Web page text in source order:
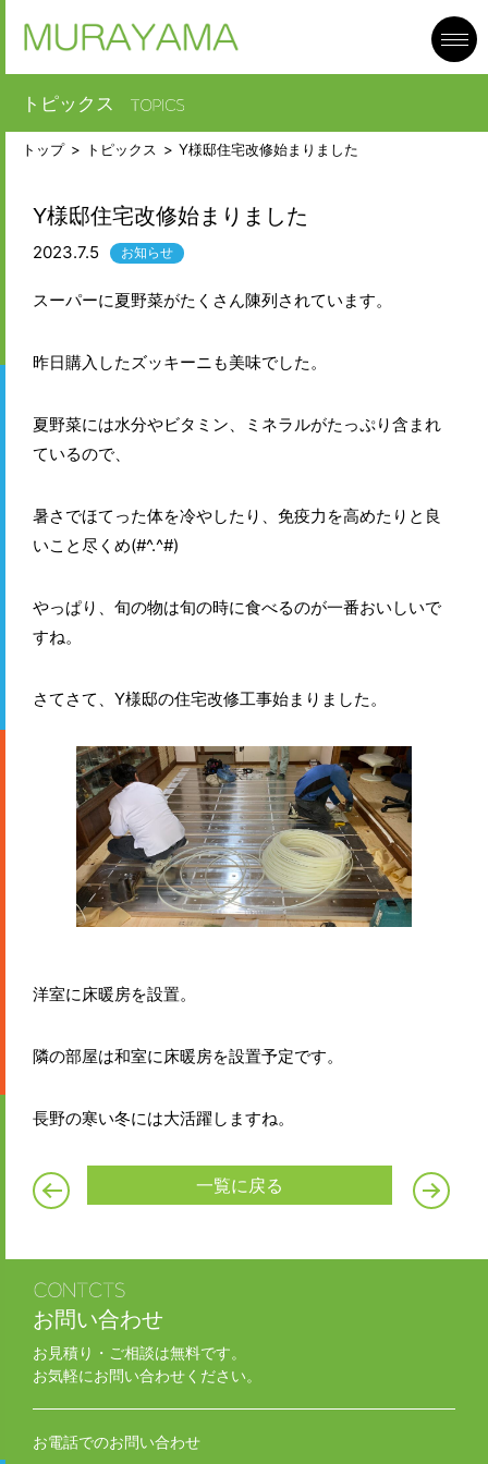
トピックス
トップ トピックス Y様邸住宅改修始まりました
Y様邸住宅改修始まりました
2023.7.5 お知らせ
スーパーに夏野菜がたくさん陳列されています。
昨日購入したズッキーニも美味でした。
夏野菜には水分やビタミン、ミネラルがたっぷり含まれ
ているので、
暑さでほてった体を冷やしたり、免疫力を高めたりと良
いこと尽くめ(#^.^#)
やっぱり、旬の物は旬の時に食べるのが一番おいしいで
すね。
さてさて、Y様邸の住宅改修工事始まりました。
洋室に床暖房を設置。
隣の部屋は和室に床暖房を設置予定です。
長野の寒い冬には大活躍しますね。
一覧に戻る
お問い合わせ
お見積り・ご相談は無料です。
お気軽にお問い合わせください。
お電話でのお問い合わせ